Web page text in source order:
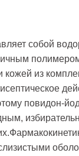
собой
кожей из
повидон-